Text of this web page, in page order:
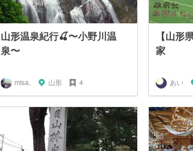
山形温泉紀行🍒〜小野川温
泉〜
misa. 山形 4
【山形
家
あい